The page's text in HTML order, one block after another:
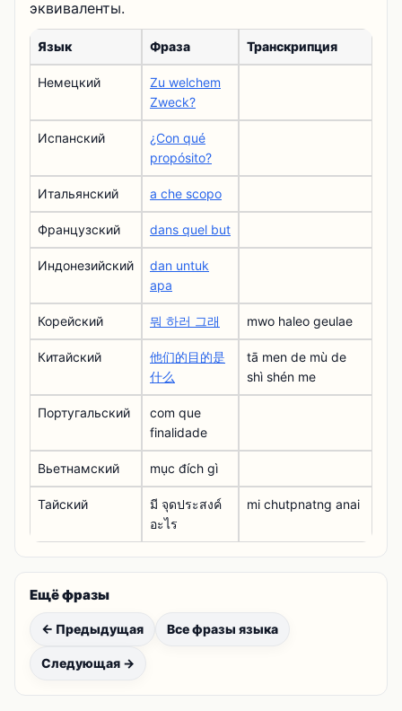
эквиваленты.
Язык Фраза Транскрипция
Немецкий
Zu welchem
Zweck?
Испанский
¿Con qué
propósito?
Итальянский a che scopo
Французский dans quel but
Индонезийский
dan untuk
apa
Корейский 뭐 하러 그래 mwo haleo geulae
Китайский
他们的目的是
什么
tā men de mù de
shì shén me
Португальский
com que
finalidade
Вьетнамский mục đích gì
Тайский
มี จุดประสงค์
อะไร
mi chutpnatng anai
Ещё фразы
← Предыдущая Все фразы языка
Следующая →